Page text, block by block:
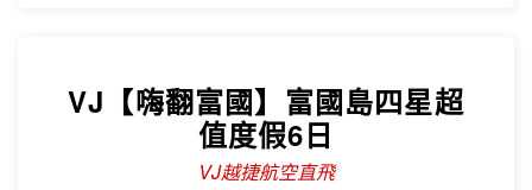
VJ【嗨翻富國】富國島四星超
值度假6日
VJ越捷航空直飛